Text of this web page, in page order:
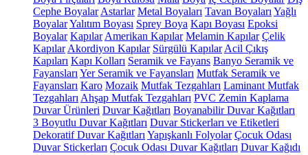
Cephe Boyalar Astarlar Metal Boyaları Tavan Boyaları Yağlı
BoyalarYalıtım Boyası Sprey Boya Kapı Boyası Epoksi
Boyalar Kapılar Amerikan Kapılar Melamin Kapılar Çelik
Kapılar Akordiyon Kapılar Sürgülü Kapılar Acil Çıkış
Kapıları Kapı Kolları Seramik ve Fayans Banyo Seramik ve
Fayansları Yer Seramik ve Fayansları Mutfak Seramik ve
Fayansları Karo Mozaik Mutfak Tezgahları Laminant Mutfak
Tezgahları Ahşap Mutfak Tezgahları PVC Zemin Kaplama
Duvar Ürünleri Duvar Kağıtları Boyanabilir Duvar Kağıtları
3 Boyutlu Duvar Kağıtları Duvar Stickerları ve Etiketleri
Dekoratif Duvar Kağıtları Yapışkanlı Folyolar Çocuk Odası
Duvar Stickerları Çocuk Odası Duvar Kağıtları Duvar Kağıdı